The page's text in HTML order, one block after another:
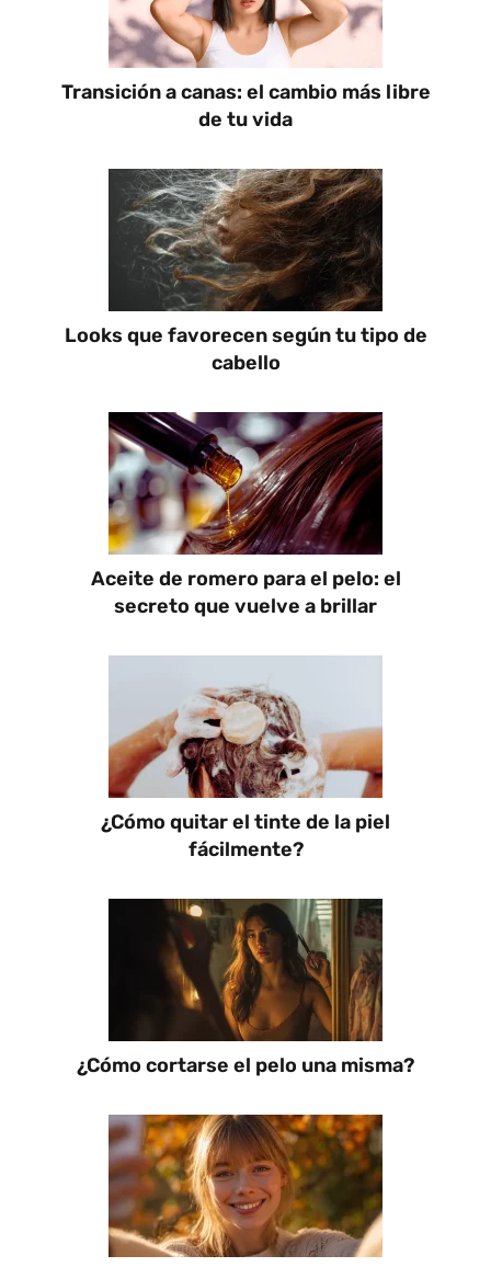
Transición a canas: el cambio más libre
de tu vida
Looks que favorecen según tu tipo de
cabello
Aceite de romero para el pelo: el
secreto que vuelve a brillar
¿Cómo quitar el tinte de la piel
fácilmente?
¿Cómo cortarse el pelo una misma?